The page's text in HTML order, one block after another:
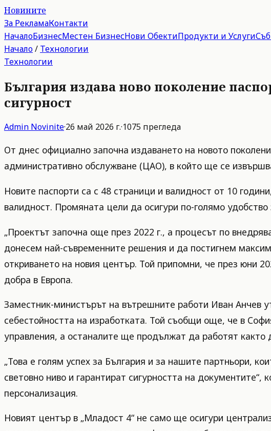
Новините
За РекламаКонтакти
НачалоБизнесМестен БизнесНови ОбектиПродукти и Услуги
Начало/ Технологии
Технологии
България издава ново поколение
сигурност
Admin Novinite·26 май 2026 г.·1075 прегледа
От днес официално започна издаването на новото
административно обслужване (ЦАО), в който ще се
Новите паспорти са с 48 страници и валидност от 10
валидност. Промяната цели да осигури по-голямо
„Проектът започна още през 2022 г., а процесът по
донесем най-съвременните решения и да постигнем
откриването на новия център. Той припомни, че през юни
добра в Европа.
Заместник-министърът на вътрешните работи Иван Анчев
себестойността на изработката. Той съобщи още, че в
управления, а останалите ще продължат да работят както
„Това е голям успех за България и за нашите партньори,
световно ниво и гарантират сигурността на
персонализация.
Новият център в „Младост 4“ не само ще осигури